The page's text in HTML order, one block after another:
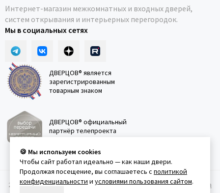
Интернет-магазин межкомнатных и входных дверей,
систем открывания и интерьерных перегородок.
Мы в социальных сетях
ДВЕРЦОВ® является
зарегистрированным
товарным знаком
ДВЕРЦОВ® официальный
партнёр телепроекта
2011-2026 © Дверцов.Карта сайта Публичная оферта Политика
🍪 Мы используем cookies
Чтобы сайт работал идеально — как наши двери.
Продолжая посещение, вы соглашаетесь с политикой
конфиденциальности и условиями пользования сайтом.